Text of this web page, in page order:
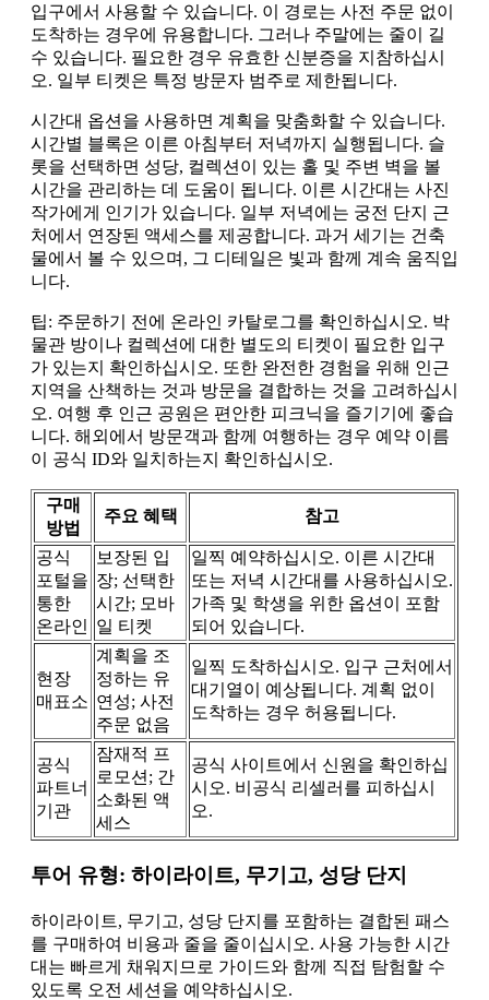
입구에서 사용할 수 있습니다. 이 경로는 사전 주문 없이
도착하는 경우에 유용합니다. 그러나 주말에는 줄이 길
수 있습니다. 필요한 경우 유효한 신분증을 지참하십시
오. 일부 티켓은 특정 방문자 범주로 제한됩니다.
시간대 옵션을 사용하면 계획을 맞춤화할 수 있습니다.
시간별 블록은 이른 아침부터 저녁까지 실행됩니다. 슬
롯을 선택하면 성당, 컬렉션이 있는 홀 및 주변 벽을 볼
시간을 관리하는 데 도움이 됩니다. 이른 시간대는 사진
작가에게 인기가 있습니다. 일부 저녁에는 궁전 단지 근
처에서 연장된 액세스를 제공합니다. 과거 세기는 건축
물에서 볼 수 있으며, 그 디테일은 빛과 함께 계속 움직입
니다.
팁: 주문하기 전에 온라인 카탈로그를 확인하십시오. 박
물관 방이나 컬렉션에 대한 별도의 티켓이 필요한 입구
가 있는지 확인하십시오. 또한 완전한 경험을 위해 인근
지역을 산책하는 것과 방문을 결합하는 것을 고려하십시
오. 여행 후 인근 공원은 편안한 피크닉을 즐기기에 좋습
니다. 해외에서 방문객과 함께 여행하는 경우 예약 이름
이 공식 ID와 일치하는지 확인하십시오.
구매
방법
주요 혜택 참고
공식
포털을
통한
온라인
보장된 입
장; 선택한
시간; 모바
일 티켓
일찍 예약하십시오. 이른 시간대
또는 저녁 시간대를 사용하십시오.
가족 및 학생을 위한 옵션이 포함
되어 있습니다.
현장
매표소
계획을 조
정하는 유
연성; 사전
주문 없음
일찍 도착하십시오. 입구 근처에서
대기열이 예상됩니다. 계획 없이
도착하는 경우 허용됩니다.
공식
파트너
기관
잠재적 프
로모션; 간
소화된 액
세스
공식 사이트에서 신원을 확인하십
시오. 비공식 리셀러를 피하십시
오.
투어 유형: 하이라이트, 무기고, 성당 단지
하이라이트, 무기고, 성당 단지를 포함하는 결합된 패스
를 구매하여 비용과 줄을 줄이십시오. 사용 가능한 시간
대는 빠르게 채워지므로 가이드와 함께 직접 탐험할 수
있도록 오전 세션을 예약하십시오.